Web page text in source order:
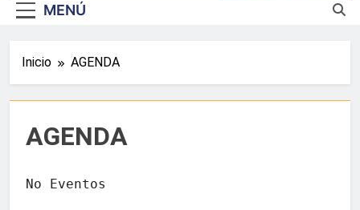
MENÚ
Inicio AGENDA
AGENDA
No Eventos